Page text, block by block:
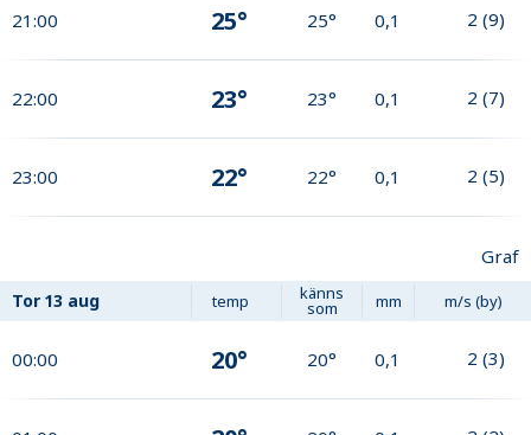
21:00 25° 25° 0,1 2 (9)
22:00 23° 23° 0,1 2 (7)
23:00 22° 22° 0,1 2 (5)
Graf
Tor 13 aug temp känns
som mm m/s (by)
00:00 20° 20° 0,1 2 (3)